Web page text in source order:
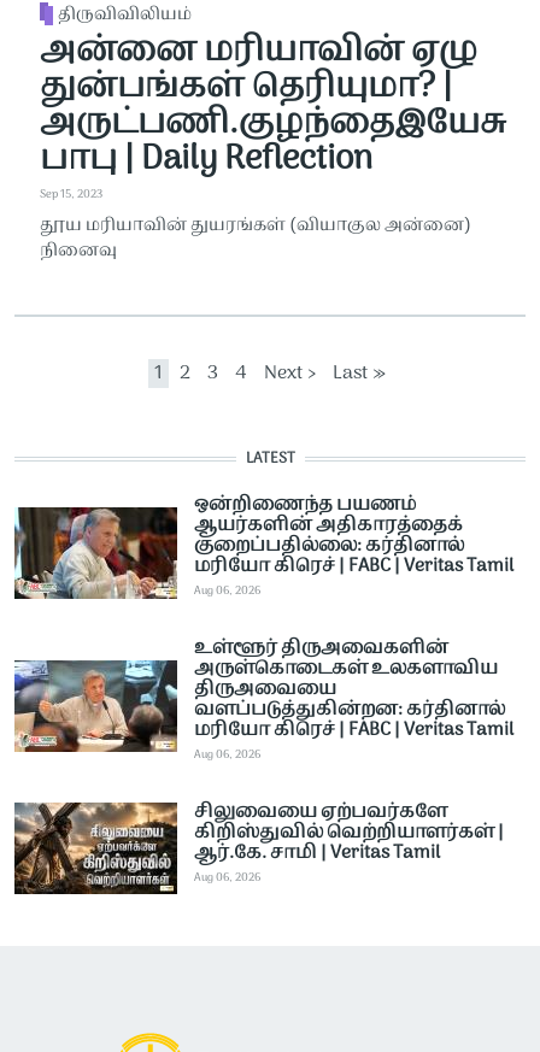
திருவிவிலியம்
அன்னை மரியாவின் ஏழு
துன்பங்கள் தெரியுமா? |
அருட்பணி.குழந்தைஇயேசு
பாபு | Daily Reflection
Sep 15, 2023
தூய மரியாவின் துயரங்கள் (வியாகுல அன்னை)
நினைவு
Pagination
Current page
1 Page
2 Page
3 Page
4 Next page
Next › Last page
Last »
LATEST
ஒன்றிணைந்த பயணம்
ஆயர்களின் அதிகாரத்தைக்
குறைப்பதில்லை: கர்தினால்
மரியோ கிரெச் | FABC | Veritas Tamil
Aug 06, 2026
உள்ளூர் திருஅவைகளின்
அருள்கொடைகள் உலகளாவிய
திருஅவையை
வளப்படுத்துகின்றன: கர்தினால்
மரியோ கிரெச் | FABC | Veritas Tamil
Aug 06, 2026
சிலுவையை ஏற்பவர்களே
கிறிஸ்துவில் வெற்றியாளர்கள் |
ஆர்.கே. சாமி | Veritas Tamil
Aug 06, 2026